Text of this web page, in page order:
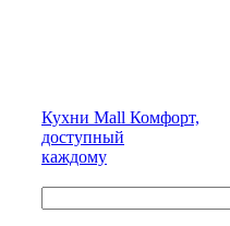
Кухни Mall Комфорт,
доступный
каждому